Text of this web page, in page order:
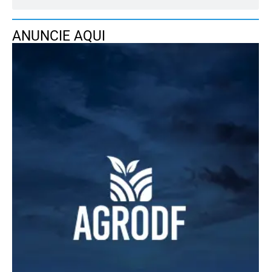
ANUNCIE AQUI